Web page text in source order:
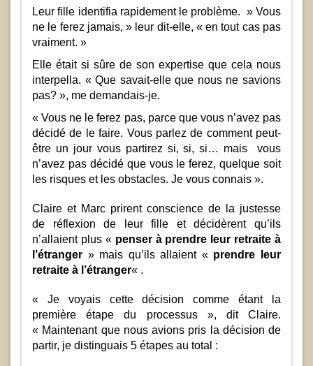
Leur fille identifia rapidement le problème. » Vous
ne le ferez jamais, » leur dit-elle, « en tout cas pas
vraiment. »
Elle était si sûre de son expertise que cela nous
interpella. « Que savait-elle que nous ne savions
pas? », me demandais-je.
« Vous ne le ferez pas, parce que vous n’avez pas
décidé de le faire. Vous parlez de comment peut-
être un jour vous partirez si, si, si… mais vous
n’avez pas décidé que vous le ferez, quelque soit
les risques et les obstacles. Je vous connais ».
Claire et Marc prirent conscience de la justesse
de réflexion de leur fille et décidèrent qu’ils
n’allaient plus « penser à prendre leur retraite à
l’étranger » mais qu’ils allaient « prendre leur
retraite à l’étranger« .
« Je voyais cette décision comme étant la
première étape du processus », dit Claire.
« Maintenant que nous avions pris la décision de
partir, je distinguais 5 étapes au total :